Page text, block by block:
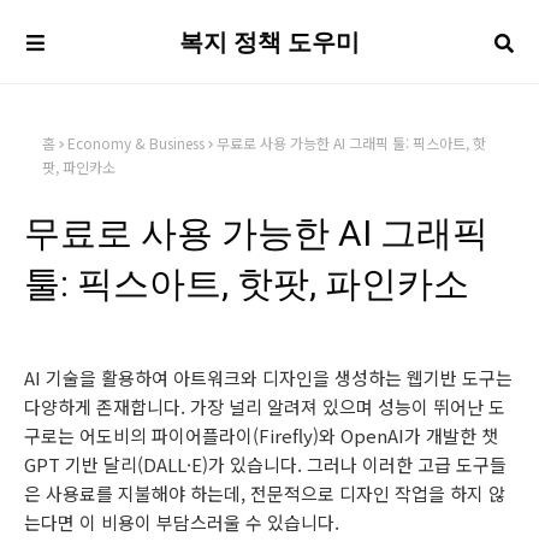
복지 정책 도우미
홈 Economy & Business
무료로 사용 가능한 AI 그래픽 툴: 픽스아트, 핫
팟, 파인카소
무료로 사용 가능한 AI 그래픽
툴: 픽스아트, 핫팟, 파인카소
AI 기술을 활용하여 아트워크와 디자인을 생성하는 웹기반 도구는
다양하게 존재합니다. 가장 널리 알려져 있으며 성능이 뛰어난 도
구로는 어도비의 파이어플라이(Firefly)와 OpenAI가 개발한 챗
GPT 기반 달리(DALL·E)가 있습니다. 그러나 이러한 고급 도구들
은 사용료를 지불해야 하는데, 전문적으로 디자인 작업을 하지 않
는다면 이 비용이 부담스러울 수 있습니다.